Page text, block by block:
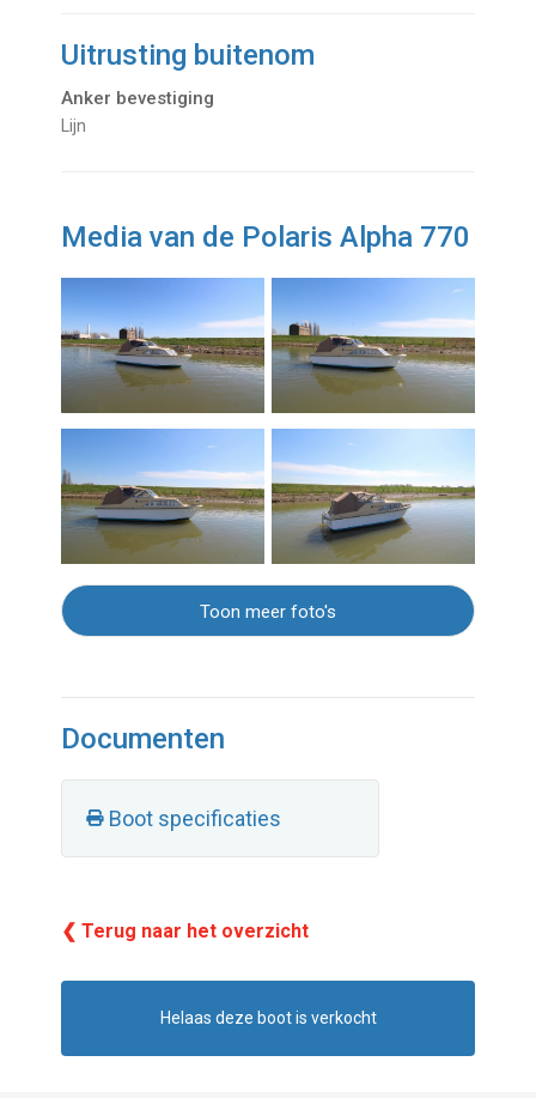
Uitrusting buitenom
Anker bevestiging
Lijn
Media van de Polaris Alpha 770
Toon meer foto's
Documenten
Boot specificaties
❮ Terug naar het overzicht
Helaas deze boot is verkocht